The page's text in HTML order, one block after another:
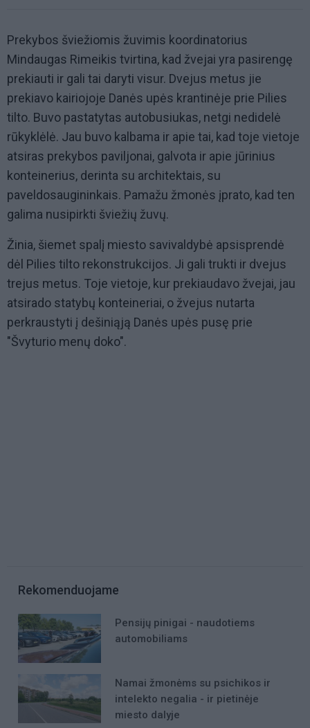
Prekybos šviežiomis žuvimis koordinatorius
Mindaugas Rimeikis tvirtina, kad žvejai yra pasirengę
prekiauti ir gali tai daryti visur. Dvejus metus jie
prekiavo kairiojoje Danės upės krantinėje prie Pilies
tilto. Buvo pastatytas autobusiukas, netgi nedidelė
rūkyklėlė. Jau buvo kalbama ir apie tai, kad toje vietoje
atsiras prekybos paviljonai, galvota ir apie jūrinius
konteinerius, derinta su architektais, su
paveldosaugininkais. Pamažu žmonės įprato, kad ten
galima nusipirkti šviežių žuvų.
Žinia, šiemet spalį miesto savivaldybė apsisprendė
dėl Pilies tilto rekonstrukcijos. Ji gali trukti ir dvejus
trejus metus. Toje vietoje, kur prekiaudavo žvejai, jau
atsirado statybų konteineriai, o žvejus nutarta
perkraustyti į dešiniąją Danės upės pusę prie
"Švyturio menų doko".
Rekomenduojame
Pensijų pinigai - naudotiems
automobiliams
Namai žmonėms su psichikos ir
intelekto negalia - ir pietinėje
miesto dalyje